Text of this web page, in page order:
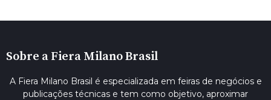
Sobre a Fiera Milano Brasil
A Fiera Milano Brasil é especializada em feiras de negócios e
publicações técnicas e tem como objetivo, aproximar